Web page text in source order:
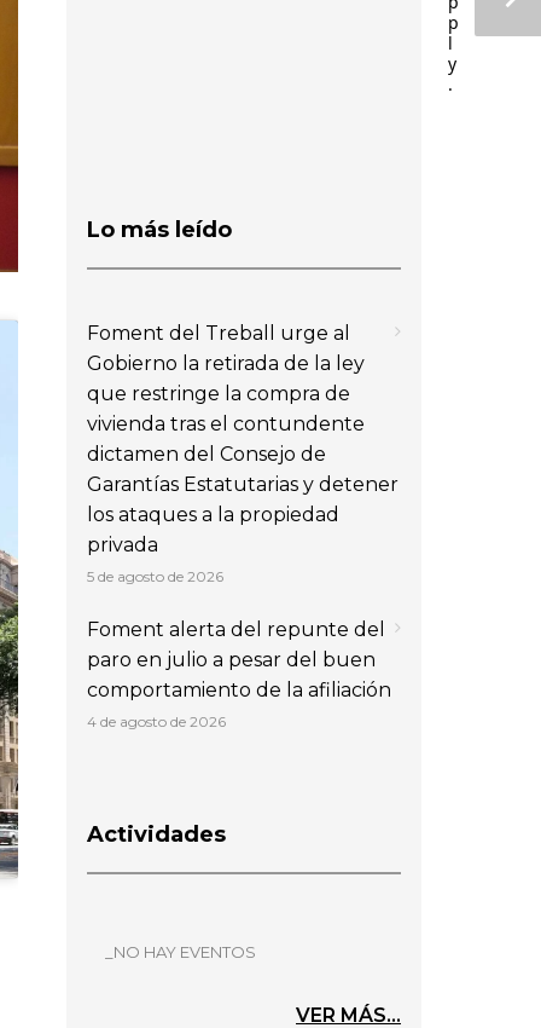
p
l
y
.
Lo más leído
Foment del Treball urge al
Gobierno la retirada de la ley
que restringe la compra de
vivienda tras el contundente
dictamen del Consejo de
Garantías Estatutarias y detener
los ataques a la propiedad
privada
5 de agosto de 2026
Foment alerta del repunte del
paro en julio a pesar del buen
comportamiento de la afiliación
4 de agosto de 2026
Actividades
_NO HAY EVENTOS
VER MÁS...